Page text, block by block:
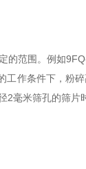
范围。例如
作条件下，粉
毫米筛孔的筛